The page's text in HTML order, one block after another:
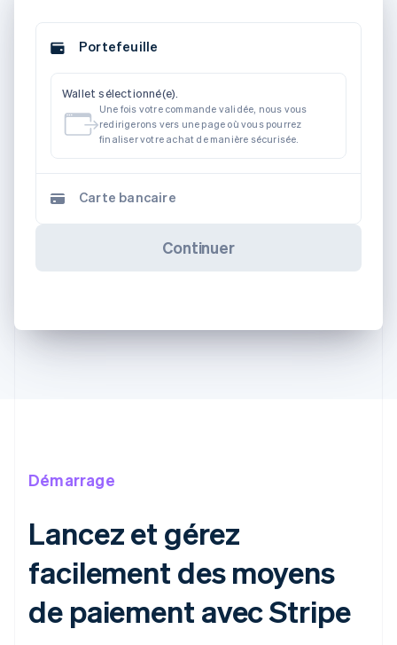
Portefeuille
Wallet sélectionné(e).
Une fois votre commande validée, nous vous
redirigerons vers une page où vous pourrez
finaliser votre achat de manière sécurisée.
Carte bancaire
Continuer
Démarrage
Lancez et gérez
facilement des moyens
de paiement avec Stripe